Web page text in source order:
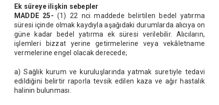
Ek süreye ilişkin sebepler
MADDE 25- (1) 22 nci maddede belirtilen bedel yatırma
süresi içinde olmak kaydıyla aşağıdaki durumlarda alıcıya on
güne kadar bedel yatırma ek süresi verilebilir. Alıcıların,
işlemleri bizzat yerine getirmelerine veya vekâletname
vermelerine engel olacak derecede;
a) Sağlık kurum ve kuruluşlarında yatmak suretiyle tedavi
edildiğini belirtir raporla tevsik edilen kaza ve ağır hastalık
halinin bulunması.